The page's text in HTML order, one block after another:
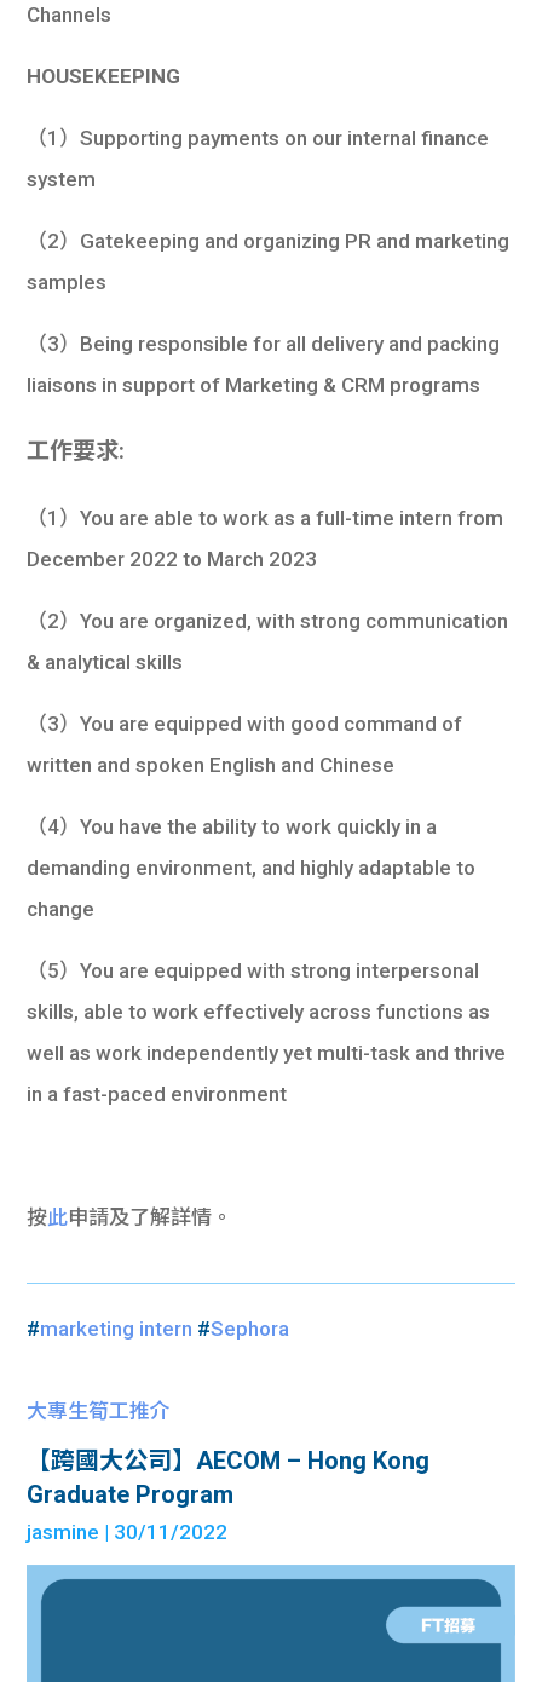
Channels
HOUSEKEEPING
（1）Supporting payments on our internal finance
system
（2）Gatekeeping and organizing PR and marketing
samples
（3）Being responsible for all delivery and packing
liaisons in support of Marketing & CRM programs
工作要求:
（1）You are able to work as a full-time intern from
December 2022 to March 2023
（2）You are organized, with strong communication
& analytical skills
（3）You are equipped with good command of
written and spoken English and Chinese
（4）You have the ability to work quickly in a
demanding environment, and highly adaptable to
change
（5）You are equipped with strong interpersonal
skills, able to work effectively across functions as
well as work independently yet multi-task and thrive
in a fast-paced environment
按此申請及了解詳情。
#marketing intern #Sephora
大專生筍工推介
【跨國大公司】AECOM – Hong Kong
Graduate Program
jasmine | 30/11/2022